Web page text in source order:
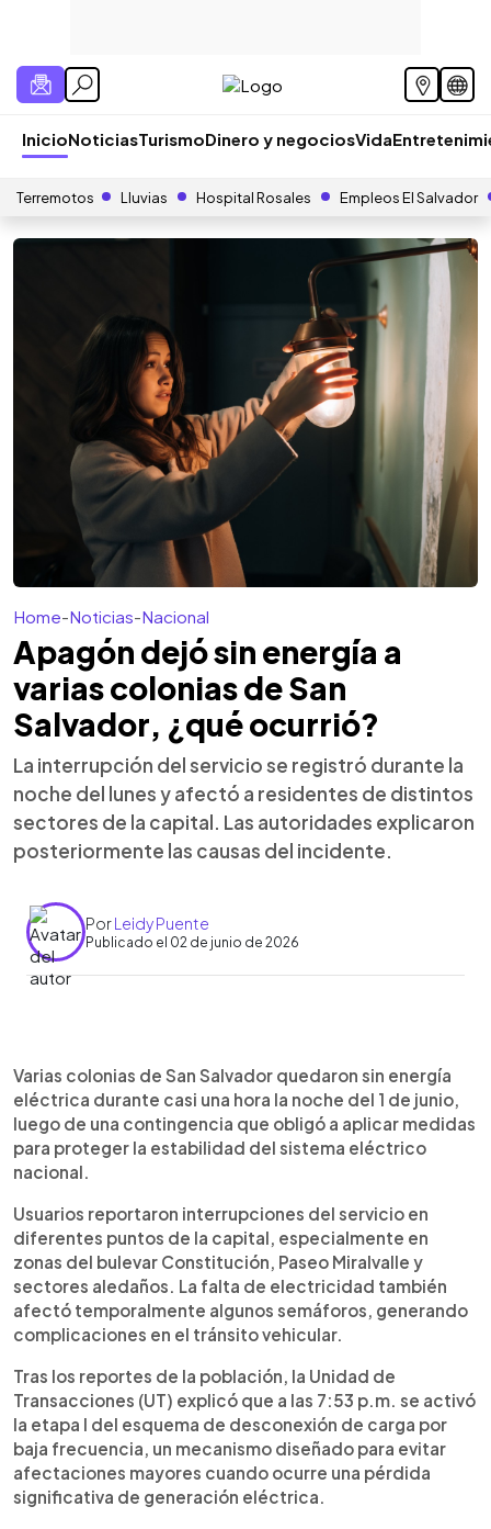
InicioNoticiasTurismoDinero y negociosVida
Terremotos Lluvias Hospital Rosales Empleos El Salvador
Home-Noticias-Nacional
Apagón dejó sin energía a
varias colonias de San
Salvador, ¿qué ocurrió?
La interrupción del servicio se registró durante la
noche del lunes y afectó a residentes de distintos
sectores de la capital. Las autoridades explicaron
posteriormente las causas del incidente.
PorLeidy Puente
Publicado el 02 de junio de 2026
Escuchar artículo
Varias colonias de San Salvador quedaron sin
energía eléctrica durante casi una hora la noche
del lunes 1 de junio. La Unidad de Transacciones
(UT) informó que a las 7:53 p.m. activó un
esquema de desconexión de carga por baja
la planta Energía del Pacífico (EDP) y otro evento
en la interconexión México-Guatemala. La
situación provocó la desconexión temporal de 48
MW de demanda en el país. El servicio fue
restablecido a las 8:51 p.m., según la institución.
Varias colonias de San Salvador quedaron sin energía
eléctrica durante casi una hora la noche del 1 de junio,
luego de una contingencia que obligó a aplicar medidas
para proteger la estabilidad del sistema eléctrico
nacional.
Usuarios reportaron interrupciones del servicio en
diferentes puntos de la capital, especialmente en
zonas del bulevar Constitución, Paseo Miralvalle y
sectores aledaños. La falta de electricidad también
afectó temporalmente algunos semáforos, generando
complicaciones en el tránsito vehicular.
Tras los reportes de la población, la Unidad de
Transacciones (UT) explicó que a las 7:53 p.m. se activó
la etapa I del esquema de desconexión de carga por
baja frecuencia, un mecanismo diseñado para evitar
afectaciones mayores cuando ocurre una pérdida
significativa de generación eléctrica.